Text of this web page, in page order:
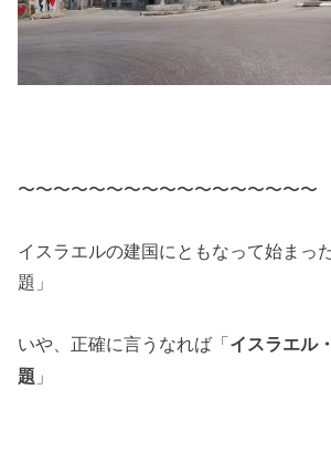
〜〜〜〜〜〜〜〜〜〜〜〜〜〜〜〜〜
イスラエルの建国にともなって始まっ
題」
いや、正確に言うなれば「 イスラエル
題 」